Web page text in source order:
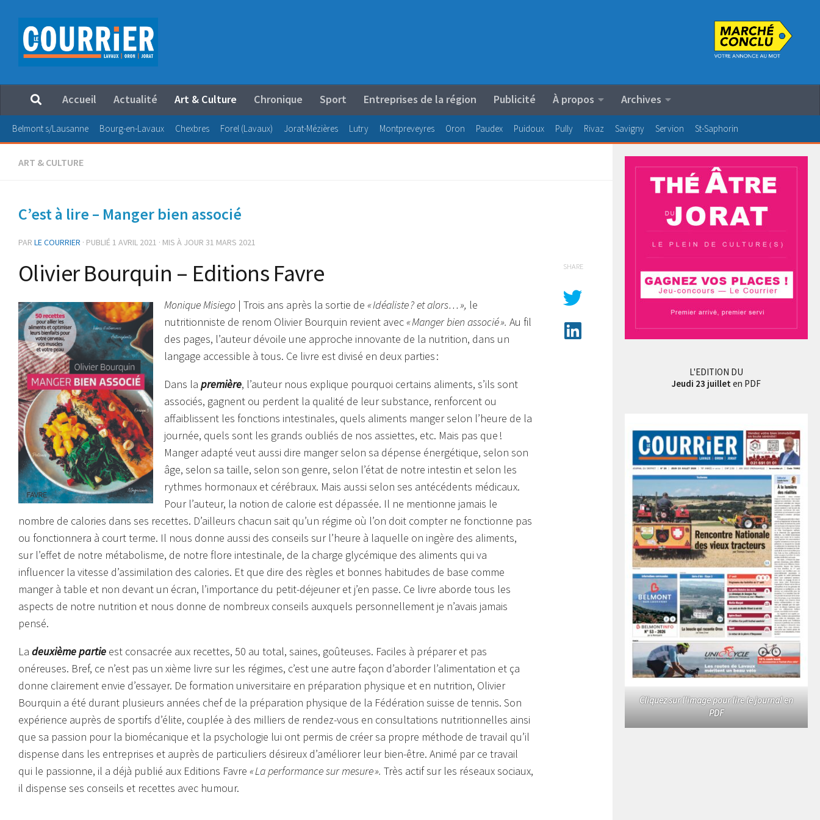
Au dessous du contenu
Accueil Actualité Art & Culture Chronique Sport Entreprises de la région Publicité À propos Archives
Belmont s/Lausanne Bourg-en-Lavaux Chexbres Forel (Lavaux) Jorat-Mézières Lutry Montpreveyres Oron Paudex Puidoux Pully Rivaz Savigny Servion St-Saphorin
ART & CULTURE
C’est à lire – Manger bien associé
PAR LE COURRIER · PUBLIÉ 1 AVRIL 2021 · MIS À JOUR 31 MARS 2021
Olivier Bourquin – Editions Favre
Monique Misiego | Trois ans après la sortie de « Idéaliste ? et alors… », le
nutritionniste de renom Olivier Bourquin revient avec« Manger bien associé ». Au fil
des pages, l’auteur dévoile une approche innovante de la nutrition, dans un
langage accessible à tous. Ce livre est divisé en deux parties :
Dans la première, l’auteur nous explique pourquoi certains aliments, s’ils sont
associés, gagnent ou perdent la qualité de leur substance, renforcent ou
affaiblissent les fonctions intestinales, quels aliments manger selon l’heure de la
journée, quels sont les grands oubliés de nos assiettes, etc. Mais pas que !
Manger adapté veut aussi dire manger selon sa dépense énergétique, selon son
âge, selon sa taille, selon son genre, selon l’état de notre intestin et selon les
rythmes hormonaux et cérébraux. Mais aussi selon ses antécédents médicaux.
Pour l’auteur, la notion de calorie est dépassée. Il ne mentionne jamais le
nombre de calories dans ses recettes. D’ailleurs chacun sait qu’un régime où l’on doit compter ne fonctionne pas
ou fonctionnera à court terme. Il nous donne aussi des conseils sur l’heure à laquelle on ingère des aliments,
sur l’effet de notre métabolisme, de notre flore intestinale, de la charge glycémique des aliments qui va
influencer la vitesse d’assimilation des calories. Et que dire des règles et bonnes habitudes de base comme
manger à table et non devant un écran, l’importance du petit-déjeuner et j’en passe. Ce livre aborde tous les
aspects de notre nutrition et nous donne de nombreux conseils auxquels personnellement je n’avais jamais
pensé.
La deuxième partie est consacrée aux recettes, 50 au total, saines, goûteuses. Faciles à préparer et pas
onéreuses. Bref, ce n’est pas un xième livre sur les régimes, c’est une autre façon d’aborder l’alimentation et ça
donne clairement envie d’essayer. De formation universitaire en préparation physique et en nutrition, Olivier
Bourquin a été durant plusieurs années chef de la préparation physique de la Fédération suisse de tennis. Son
expérience auprès de sportifs d’élite, couplée à des milliers de rendez-vous en consultations nutritionnelles ainsi
que sa passion pour la biomécanique et la psychologie lui ont permis de créer sa propre méthode de travail qu’il
dispense dans les entreprises et auprès de particuliers désireux d’améliorer leur bien-être. Animé par ce travail
qui le passionne, il a déjà publié aux Editions Favre « La performance sur mesure ». Très actif sur les réseaux sociaux,
il dispense ses conseils et recettes avec humour.
SHARE
L'EDITION DU
Jeudi 23 juillet en PDF
Cliquez sur l'image pour lire le journal en
PDF